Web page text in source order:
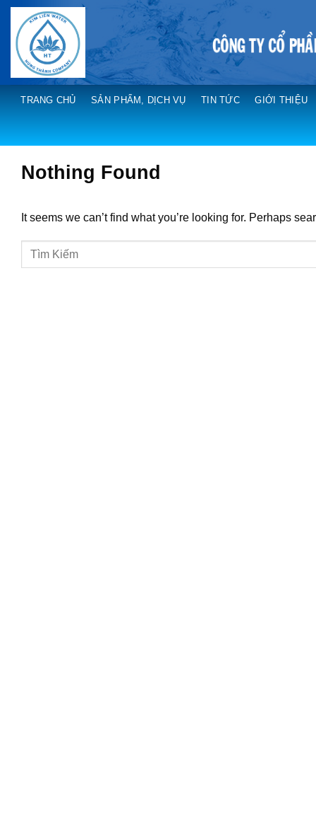
Skip
content
TRANG CHỦ SẢN PHẨM, DỊCH VỤ TIN TỨC GIỚI THIỆU
Nothing Found
It seems we can’t find what you’re looking for. Perhaps